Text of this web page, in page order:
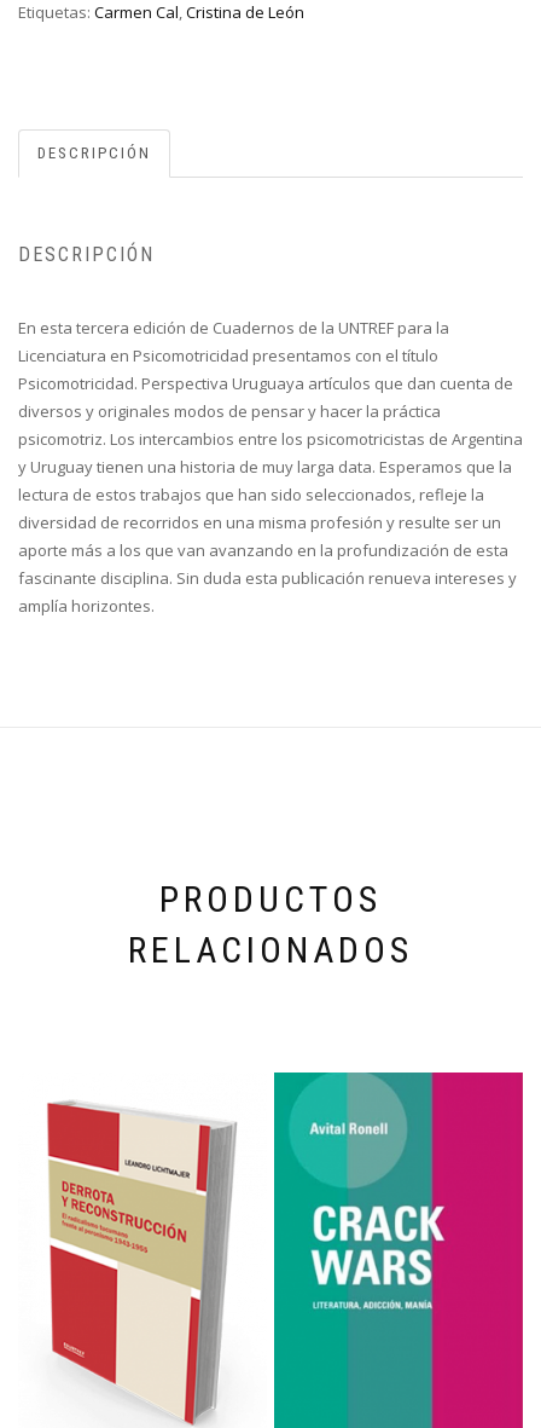
Etiquetas: Carmen Cal,Cristina de León
DESCRIPCIÓN
DESCRIPCIÓN
En esta tercera edición de Cuadernos de la UNTREF para la
Licenciatura en Psicomotricidad presentamos con el título
Psicomotricidad. Perspectiva Uruguaya artículos que dan cuenta de
diversos y originales modos de pensar y hacer la práctica
psicomotriz. Los intercambios entre los psicomotricistas de Argentina
y Uruguay tienen una historia de muy larga data. Esperamos que la
lectura de estos trabajos que han sido seleccionados, refleje la
diversidad de recorridos en una misma profesión y resulte ser un
aporte más a los que van avanzando en la profundización de esta
fascinante disciplina. Sin duda esta publicación renueva intereses y
amplía horizontes.
PRODUCTOS
RELACIONADOS